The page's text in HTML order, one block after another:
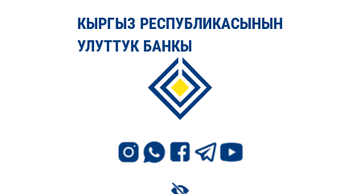
КЫРГЫЗ РЕСПУБЛИКАСЫНЫН
УЛУТТУК БАНКЫ